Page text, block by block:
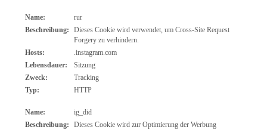
Name:
rur
Beschreibung:
Dieses Cookie wird verwendet, um Cross-Site Request
Forgery zu verhindern.
Hosts:
.instagram.com
Lebensdauer:
Sitzung
Zweck:
Tracking
Typ:
HTTP
Name:
ig_did
Beschreibung:
Dieses Cookie wird zur Optimierung der Werbung